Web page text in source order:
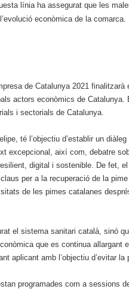
línia ha assegurat que les
econòmica de la comarca.
de Catalunya 2021 finalitzarà
actors econòmics de
i sectorials de Catalunya.
té l’objectiu d’establir un
excepcional, així com, debatre
digital i sostenible. De fet,
per a la recuperació de la
de les pimes catalanes
el sistema sanitari català, sinó
que es continua allargant
aplicant amb l’objectiu d’evitar la
programades com a sessions